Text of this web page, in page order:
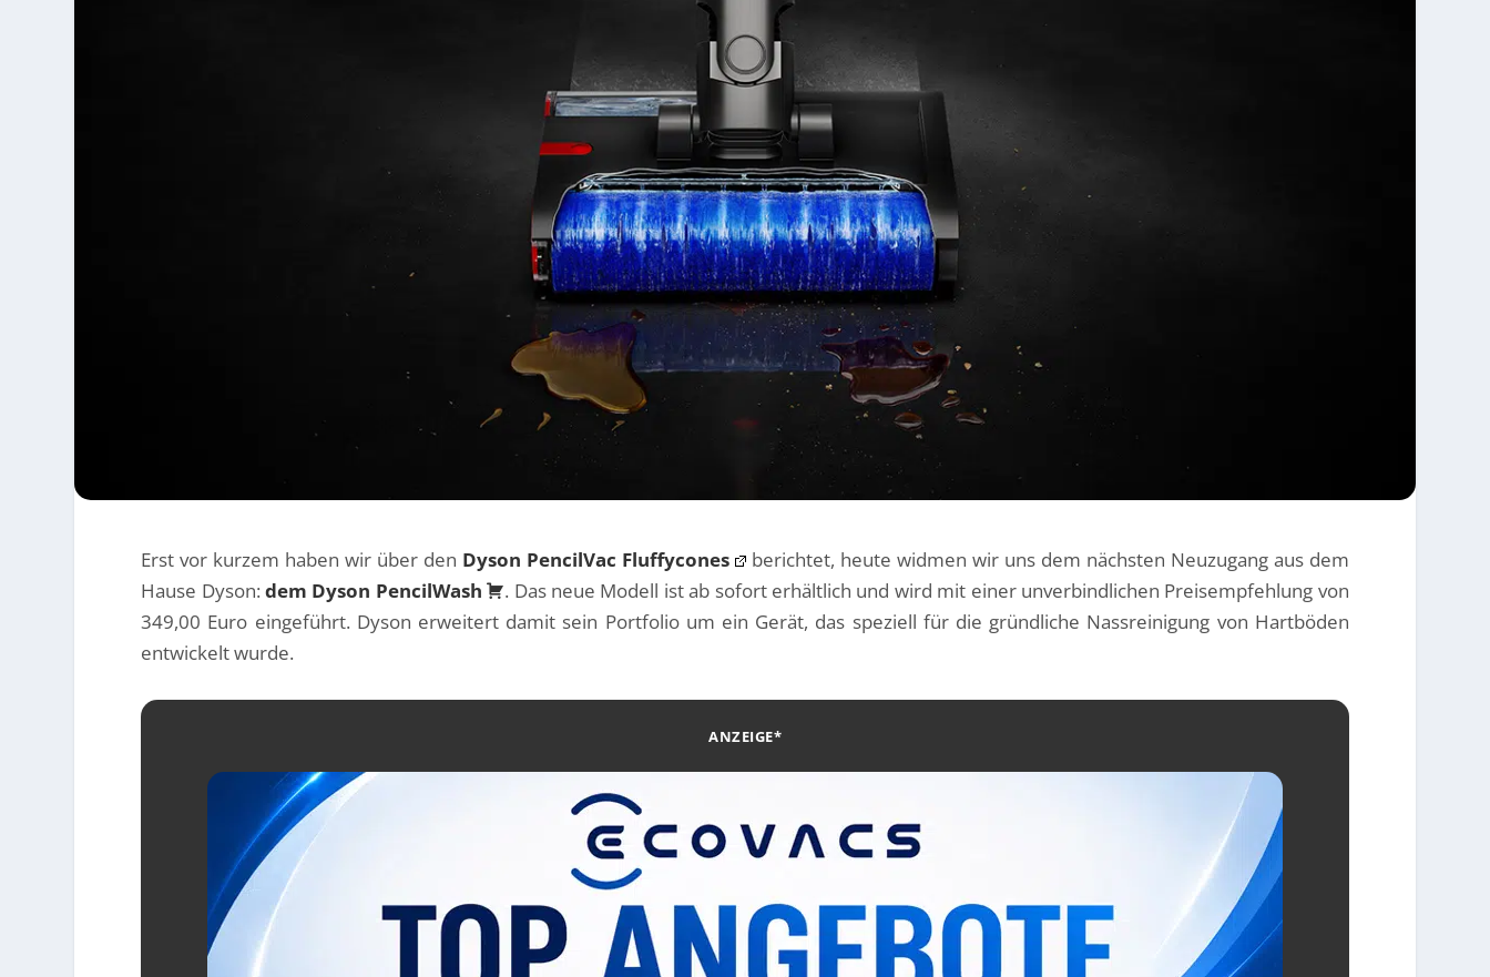
Erst vor kurzem haben wir über den Dyson PencilVac Fluffycones
berichtet, heute widmen wir uns dem nächsten Neuzugang aus dem
Hause Dyson:dem Dyson PencilWash
. Das neue Modell ist ab sofort erhältlich und wird mit einer unverbindlichen Preisempfehlung von
349,00 Euro eingeführt. Dyson erweitert damit sein Portfolio um ein Gerät, das speziell für die gründliche Nassreinigung von Hartböden
entwickelt wurde.
ANZEIGE*